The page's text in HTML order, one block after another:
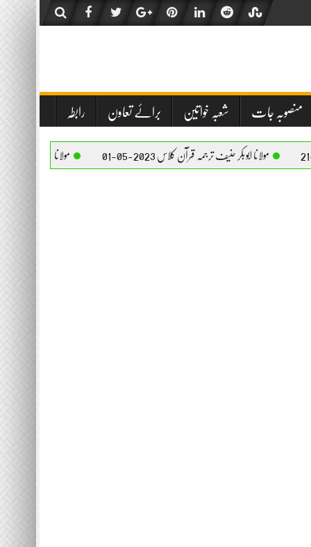
منصوبہ جات شعبہ خواتین برائے تعاون رابطہ
ابوبکر حنیف ترجمہ قرآن کلاس 2023-05-01 مولانا ابوبکر حنیف ترجمہ قرآن کلاس 2023-05-01